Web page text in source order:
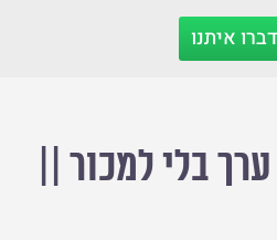
דברו איתנו
בלי למכור ||